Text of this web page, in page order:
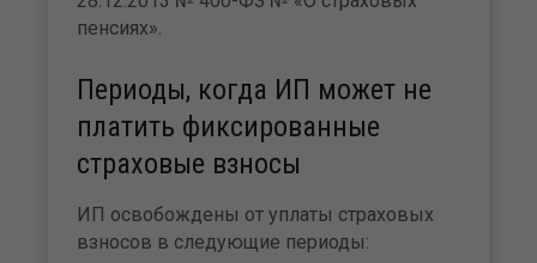
пенсиях».
Периоды, когда ИП может не
платить фиксированные
страховые взносы
ИП освобождены от уплаты страховых
взносов в следующие периоды: